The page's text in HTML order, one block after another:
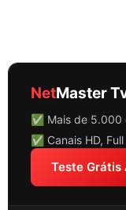
NetMaster
✅ Mais de 5.000
✅ Canais HD,
Teste Grátis